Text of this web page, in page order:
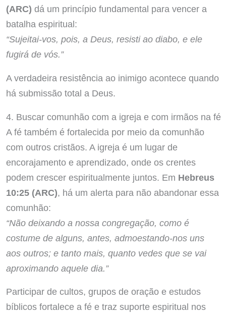
(ARC) dá um princípio fundamental para vencer a
batalha espiritual:
“Sujeitai-vos, pois, a Deus, resisti ao diabo, e ele
fugirá de vós.”
A verdadeira resistência ao inimigo acontece quando
há submissão total a Deus.
4. Buscar comunhão com a igreja e com irmãos na fé
A fé também é fortalecida por meio da comunhão
com outros cristãos. A igreja é um lugar de
encorajamento e aprendizado, onde os crentes
podem crescer espiritualmente juntos. Em Hebreus
10:25 (ARC), há um alerta para não abandonar essa
comunhão:
“Não deixando a nossa congregação, como é
costume de alguns, antes, admoestando-nos uns
aos outros; e tanto mais, quanto vedes que se vai
aproximando aquele dia.”
Participar de cultos, grupos de oração e estudos
bíblicos fortalece a fé e traz suporte espiritual nos